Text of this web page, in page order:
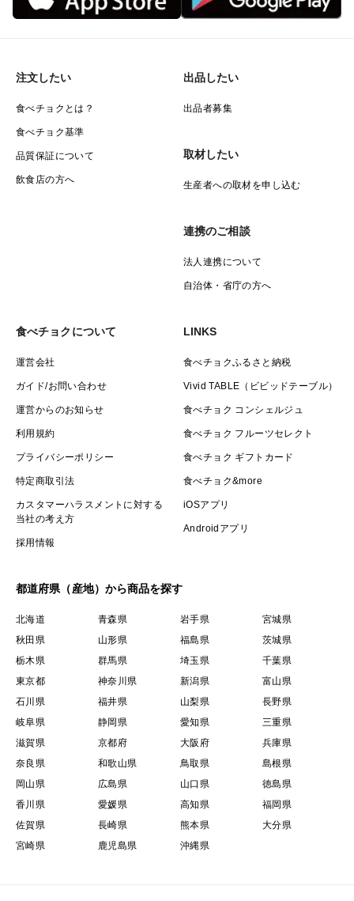
注文したい
食べチョクとは？
食べチョク基準
品質保証について
飲食店の方へ
出品したい
出品者募集
取材したい
生産者への取材を申し込む
連携のご相談
法人連携について
自治体・省庁の方へ
食べチョクについて
運営会社
ガイド/お問い合わせ
運営からのお知らせ
利用規約
プライバシーポリシー
特定商取引法
カスタマーハラスメントに対する
当社の考え方
採用情報
LINKS
食べチョクふるさと納税
Vivid TABLE（ビビッドテーブル）
食べチョク コンシェルジュ
食べチョク フルーツセレクト
食べチョク ギフトカード
食べチョク&more
iOSアプリ
Androidアプリ
都道府県（産地）から商品を探す
北海道 青森県 岩手県
宮城県
秋田県
山形県 福島県
茨城県
栃木県
群馬県 埼玉県
千葉県
東京都
神奈川県 新潟県
富山県
石川県
福井県 山梨県
長野県
岐阜県
静岡県 愛知県
三重県
滋賀県
京都府 大阪府
兵庫県
奈良県
和歌山県 鳥取県
島根県
岡山県
広島県 山口県
徳島県
香川県
愛媛県 高知県
福岡県
佐賀県
長崎県 熊本県
大分県
宮崎県
鹿児島県 沖縄県